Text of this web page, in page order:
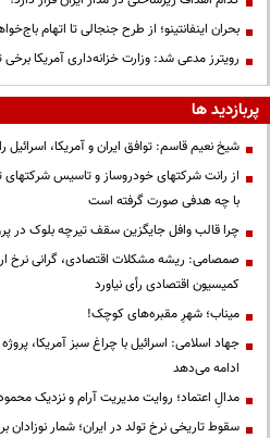
بحران اینفانتینو؛ از طرح جنجالی تا اتهام
رویترز مدعی شد: وزارت خزانه‌داری آمریکا برخی
پربازدید ها
شیخ نعیم قاسم: توافق ایران و آمریکا، اسرائیل
از رانت‌ شرکتهای خودروساز و تاسیس شرکتهای
با چه هدفی صورت گرفته است
چرا قالب وافل جایگزین سقف تیرچه بلوک در
صمصامی: ریشه مشکلات اقتصادی، گرانی نرخ
کمیسیون اقتصادی رأی نیاورد
میناب؛ شهرِ مقبره‌های کوچک!
جهاد اسلامی: اسرائیل با چراغ سبز آمریکا،
ادامه می‌دهد
مدالِ اعتماد؛ روایت مدیریت آرام و نزدیک